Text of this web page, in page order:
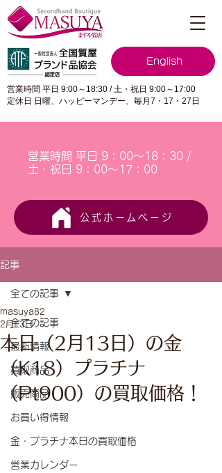
English
営業時間 平日 9:00～18:30 / 土・祝日 9:00～17:00
定休日 日曜、ハッピーマンデー、毎月7・17・27日
営業時間 平日 9：00～18：30 /
土・祝日 9：00～17：00
公式ホームページ
記事
全ての記事
最新情報
買取商品
販売商品
お買い得情報
金・プラチナ本日の買取価格
営業カレンダー
全ての記事
本日（2月13日）の金
（K18）プラチナ
（Pt900）の買取価格！
masuya82
2月13日